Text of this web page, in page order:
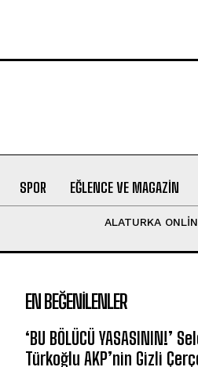
SPOR EĞLENCE VE MAGAZIN
ALATURKA
EN BEĞENILENLER
‘BU BÖLÜCÜ YASASININ!’
Türkoğlu AKP’nin Gizli